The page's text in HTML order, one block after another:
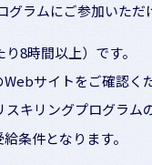
グラムにご参加いただ
8時間以上）です。
サイトをご確認く
キリングプログラム
条件となります。